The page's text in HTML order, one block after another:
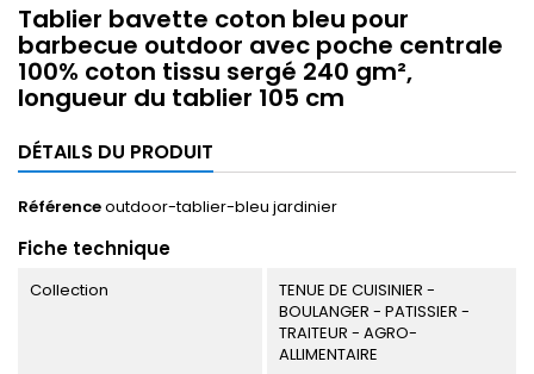
Tablier bavette coton bleu pour
barbecue outdoor avec poche centrale
100% coton tissu sergé 240 gm²,
longueur du tablier 105 cm
DÉTAILS DU PRODUIT
Référenceoutdoor-tablier-bleu jardinier
Fiche technique
Collection
TENUE DE CUISINIER -
BOULANGER - PATISSIER -
TRAITEUR - AGRO-
ALLIMENTAIRE